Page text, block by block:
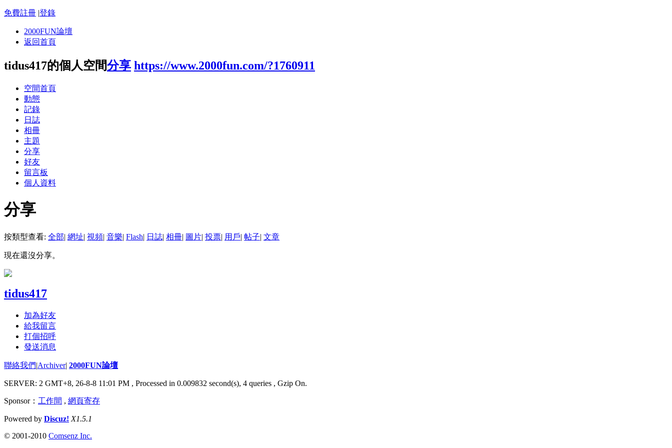
免費註冊 |登錄
2000FUN論壇
返回首頁
tidus417的個人空間分享 https://www.2000fun.com/?1760911
空間首頁
動態
記錄
日誌
相冊
主題
分享
好友
留言板
個人資料
分享
按類型查看: 全部| 網址| 視頻| 音樂| Flash| 日誌| 相冊| 圖片| 投票| 用戶| 帖子| 文章
現在還沒分享。
tidus417
加為好友
給我留言
打個招呼
發送消息
聯絡我們|Archiver| 2000FUN論壇
SERVER: 2 GMT+8, 26-8-8 11:01 PM , Processed in 0.009832 second(s), 4 queries , Gzip On.
Sponsor： 工作間 , 網頁寄存
Powered by Discuz! X1.5.1
© 2001-2010 Comsenz Inc.